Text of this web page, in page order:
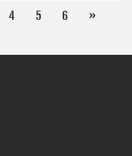
4 5 6
»